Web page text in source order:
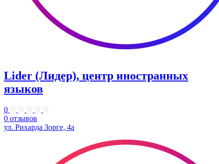
Lider (Лидер), центр иностранных
языков
0
0 отзывов
ул. Рихарда Зорге, 4а